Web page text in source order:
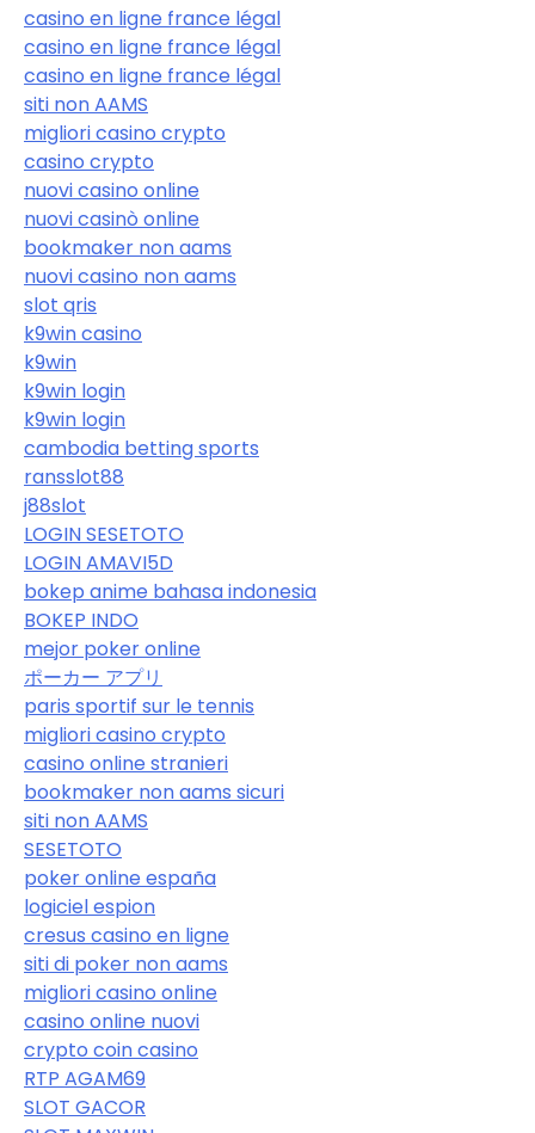
casino en ligne france légal
casino en ligne france légal
casino en ligne france légal
siti non AAMS
migliori casino crypto
casino crypto
nuovi casino online
nuovi casinò online
bookmaker non aams
nuovi casino non aams
slot qris
k9win casino
k9win
k9win login
k9win login
cambodia betting sports
ransslot88
j88slot
LOGIN SESETOTO
LOGIN AMAVI5D
bokep anime bahasa indonesia
BOKEP INDO
mejor poker online
ポーカー アプリ
paris sportif sur le tennis
migliori casino crypto
casino online stranieri
bookmaker non aams sicuri
siti non AAMS
SESETOTO
poker online españa
logiciel espion
cresus casino en ligne
siti di poker non aams
migliori casino online
casino online nuovi
crypto coin casino
RTP AGAM69
SLOT GACOR